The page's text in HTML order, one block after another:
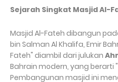
Sejarah Singkat Masjid Al-
Masjid Al-Fateh dibangun
bin Salman Al Khalifa, Emir
Fateh" diambil dari julukan
Bahrain modern, yang berarti
Pembangunan masjid ini